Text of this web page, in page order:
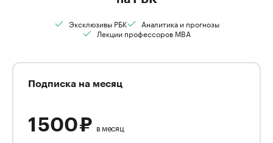
Эксклюзивы РБК
Аналитика и прогнозы
Лекции профессоров MBA
Подписка на месяц
1 500 ₽ в месяц